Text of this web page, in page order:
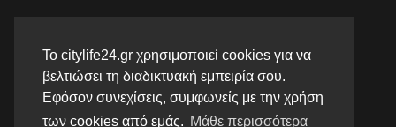
Το citylife24.gr χρησιμοποιεί cookies για να
βελτιώσει τη διαδικτυακή εμπειρία σου.
Εφόσον συνεχίσεις, συμφωνείς με την χρήση
των cookies από εμάς. Μάθε περισσότερα
© 2026 City Life 24 | Με την επιφύλαξη κάθε νόμιμου
δικαιώματος |
Πολιτική απορρήτου
δημιουργία & φιλοξενία ιστοσελίδας bymanbiz isp